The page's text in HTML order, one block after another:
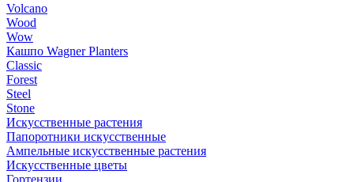
Volcano
Wood
Wow
Кашпо Wagner Planters
Classic
Forest
Steel
Stone
Искусственные растения
Папоротники искусственные
Ампельные искусственные растения
Искусственные цветы
Гортензии